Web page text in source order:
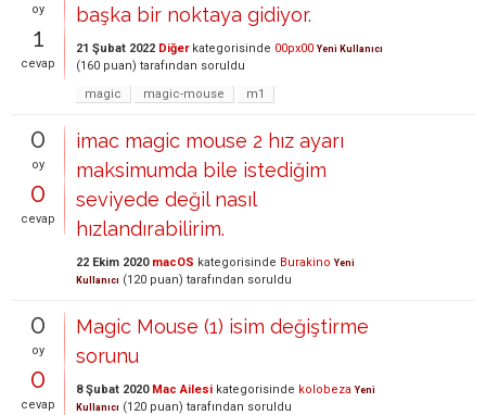
oy
1
cevap
başka bir noktaya gidiyor.
21 Şubat 2022 Diğerkategorisinde 00px00 Yeni Kullanıcı
(160 puan) tarafından soruldu
magic
magic-mouse m1
0
oy
0
cevap
imac magic mouse 2 hız ayarı
maksimumda bile istediğim
seviyede değil nasıl
hızlandırabilirim.
22 Ekim 2020 macOS kategorisinde Burakino Yeni
Kullanıcı (120 puan) tarafından soruldu
0
oy
0
cevap
Magic Mouse (1) isim değiştirme
sorunu
8 Şubat 2020 Mac Ailesi kategorisinde kolobeza Yeni
Kullanıcı (120 puan) tarafından soruldu